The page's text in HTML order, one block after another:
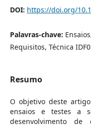
DOI: https://doi.org/
Palavras-chave:
Requisitos, Técnica
Resumo
O objetivo deste
ensaios e testes a
desenvolvimento de